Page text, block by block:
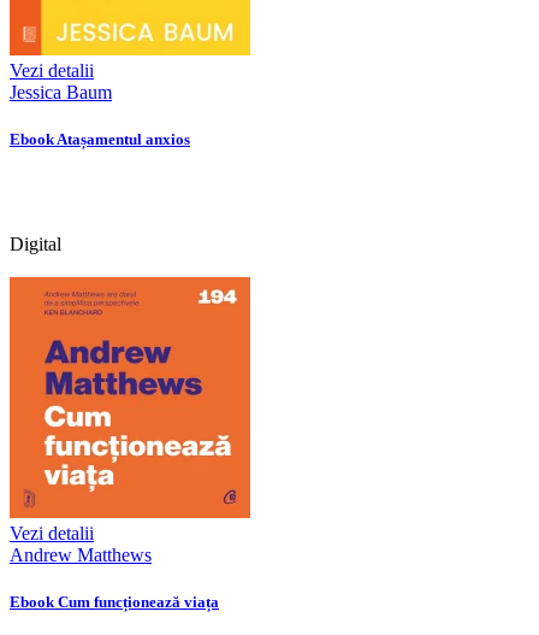
Vezi detalii
Jessica Baum
Ebook Atașamentul anxios
Digital
Vezi detalii
Andrew Matthews
Ebook Cum funcționează viața